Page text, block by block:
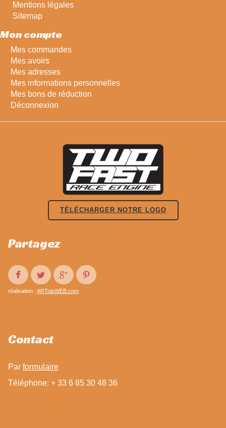
Mentions légales
Sitemap
Mon compte
Mes commandes
Mes avoirs
Mes adresses
Mes informations personnelles
Mes bons de réduction
Déconnexion
TÉLÉCHARGER NOTRE LOGO
Partagez
réalisation : ARToisWEB.com
Contact
Par formulaire
Téléphone: + 33 6 85 30 48 36